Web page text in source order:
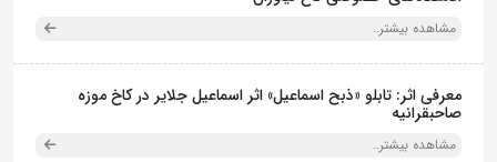
مشاهده بیشتر..
معرفی اثر: تابلو «ذبح اسماعیل» اثر اسماعیل جلایر در کاخ موزه
صاحبقرانیه
مشاهده بیشتر..